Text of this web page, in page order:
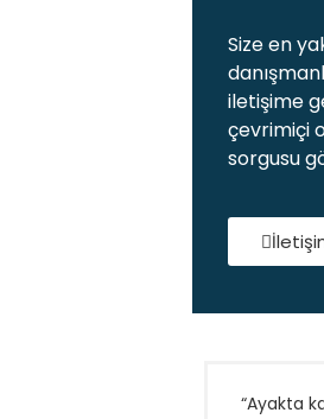
Size en
iletişime
çevrimiçi
sorgusu
“Ayakta